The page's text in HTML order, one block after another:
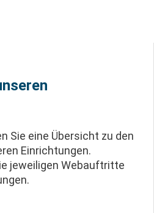
Sie eine Übersicht zu den
Einrichtungen.
jeweiligen Webauftritte